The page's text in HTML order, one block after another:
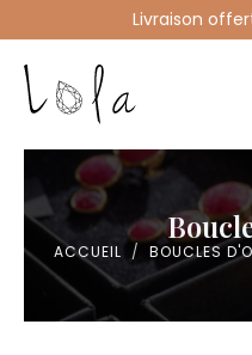
Livraison
ACCUEIL BOUCLES